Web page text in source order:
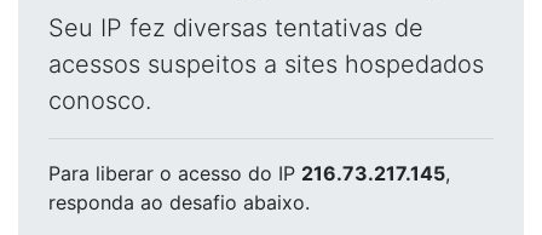
Seu IP fez diversas tentativas de
acessos suspeitos a sites hospedados
conosco.
Para liberar o acesso do IP 216.73.217.145,
responda ao desafio abaixo.